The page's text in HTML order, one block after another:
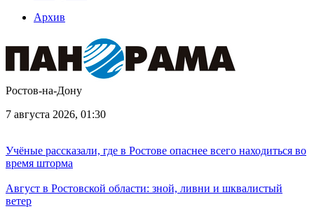
Архив
Ростов-на-Дону
7 августа 2026, 01:30
Учёные рассказали, где в Ростове опаснее всего находиться во
время шторма
Август в Ростовской области: зной, ливни и шквалистый
ветер